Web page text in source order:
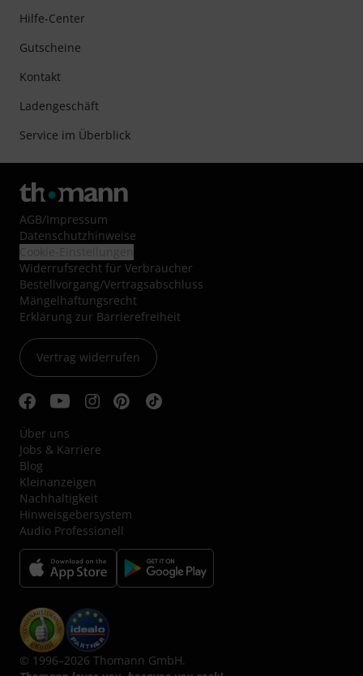
Hilfe-Center
Gutscheine
Kontakt
Ladengeschäft
Service im Überblick
AGB/Impressum
Datenschutzhinweise
Widerrufsrecht für Verbraucher
Bestellvorgang/Vertragsabschluss
Mängelhaftungsrecht
Erklärung zur Barrierefreiheit
Vertrag widerrufen
Über uns
Jobs & Karriere
Blog
Kleinanzeigen
Nachhaltigkeit
Hinweisgebersystem
Audio Professionell
© 1996–2026 Thomann GmbH.